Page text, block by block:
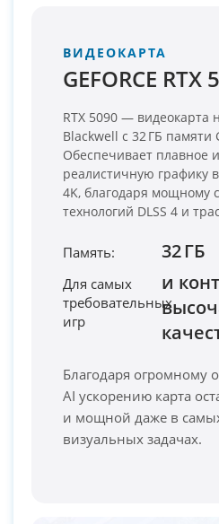
PC-Arena на карте
ВИДЕОКАРТА
GEFORCE RTX
RTX 5090 — видеокарта
Blackwell с 32 ГБ памяти
Обеспечивает плавное
реалистичную графику
4K, благодаря мощному
технологий DLSS 4 и
Память: 32 ГБ
Для самых
требовательных
игр
и
Благодаря огромному
AI ускорению карта
и мощной даже в
визуальных задачах.